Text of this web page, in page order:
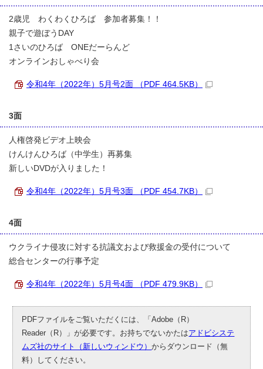
2歳児 わくわくひろば 参加者募集！！
親子で遊ぼうDAY
1さいのひろば ONEだーらんど
オンラインおしゃべり会
令和4年（2022年）5月号2面 （PDF 464.5KB）
3面
人権啓発ビデオ上映会
けんけんひろば（中学生）再募集
新しいDVDが入りました！
令和4年（2022年）5月号3面 （PDF 454.7KB）
4面
ウクライナ侵攻に対する抗議文および救援金の受付について
総合センターの行事予定
令和4年（2022年）5月号4面 （PDF 479.9KB）
PDFファイルをご覧いただくには、「Adobe（R）
Reader（R）」が必要です。お持ちでないかたはアドビシステ
ムズ社のサイト（新しいウィンドウ）からダウンロード（無
料）してください。